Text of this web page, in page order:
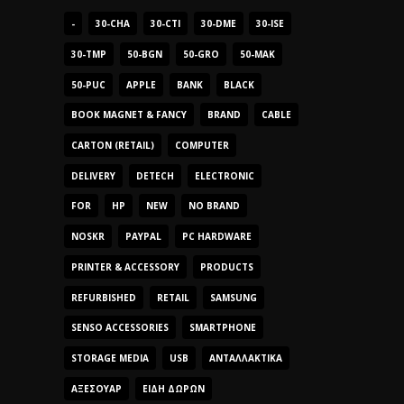
- 30-CHA 30-CTI 30-DME 30-ISE
30-TMP 50-BGN 50-GRO 50-MAK
50-PUC APPLE BANK BLACK
BOOK MAGNET & FANCY BRAND CABLE
CARTON (RETAIL) COMPUTER
DELIVERY DETECH ELECTRONIC
FOR HP NEW NO BRAND
NOSKR PAYPAL PC HARDWARE
PRINTER & ACCESSORY PRODUCTS
REFURBISHED RETAIL SAMSUNG
SENSO ACCESSORIES SMARTPHONE
STORAGE MEDIA USB ΑΝΤΑΛΛΑΚΤΙΚΆ
ΑΞΕΣΟΥΆΡ ΕΊΔΗ ΔΏΡΩΝ